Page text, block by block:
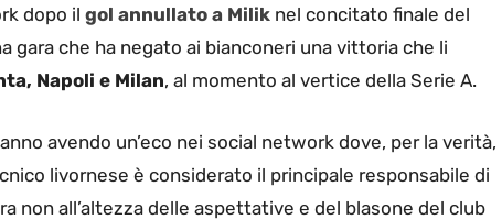
dopo il gol annullato a Milik nel concitato finale del
gara che ha negato ai bianconeri una vittoria che li
Napoli e Milan, al momento al vertice della Serie A.
avendo un’eco nei social network dove, per la verità,
livornese è considerato il principale responsabile di
non all’altezza delle aspettative e del blasone del club